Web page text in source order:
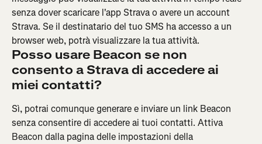
senza dover scaricare l'app Strava o avere un account
Strava. Se il destinatario del tuo SMS ha accesso a un
browser web, potrà visualizzare la tua attività.
Posso usare Beacon se non
consento a Strava di accedere ai
miei contatti?
Sì, potrai comunque generare e inviare un link Beacon
senza consentire di accedere ai tuoi contatti. Attiva
Beacon dalla pagina delle impostazioni della